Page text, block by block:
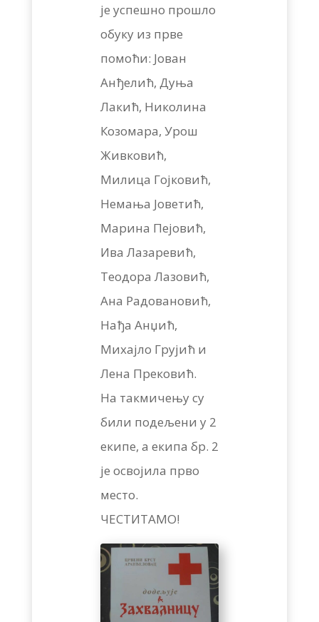
је успешно прошло
обуку из прве
помоћи: Јован
Анђелић, Дуња
Лакић, Николина
Козомара, Урош
Живковић,
Милица Гојковић,
Немања Јоветић,
Марина Пејовић,
Ива Лазаревић,
Теодора Лазовић,
Ана Радовановић,
Нађа Анџић,
Михајло Грујић и
Лена Прековић.
На такмичењу су
били подељени у 2
екипе, а екипа бр. 2
је освојила прво
место.
ЧЕСТИТАМО!